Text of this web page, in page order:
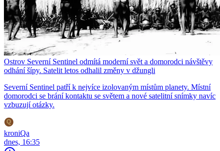
Ostrov Severní Sentinel odmítá moderní svět a domorodci návštěvy
odhání šípy. Satelit letos odhalil změny v džungli
Severní Sentinel patří k nejvíce izolovaným místům planety. Místní
domorodci se brání kontaktu se světem a nové satelitní snímky navíc
vzbuzují otázky.
kroniQa
dnes, 16:35